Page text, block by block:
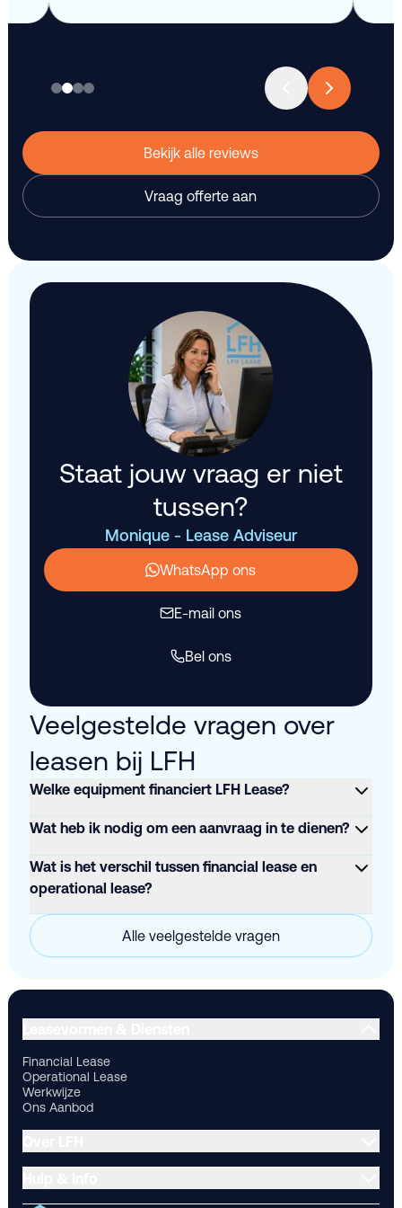
Bekijk alle reviews
Vraag offerte aan
Staat jouw vraag er niet
tussen?
Monique - Lease Adviseur
WhatsApp ons
E-mail ons
Bel ons
Veelgestelde vragen over
leasen bij LFH
Welke equipment financiert LFH Lease?
Wat heb ik nodig om een aanvraag in te dienen?
Wat is het verschil tussen financial lease en
operational lease?
Alle veelgestelde vragen
Financial Lease
Operational Lease
Werkwijze
Ons Aanbod